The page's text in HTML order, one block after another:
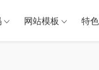
网站模板 特